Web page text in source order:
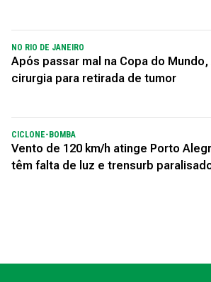
NO RIO DE JANEIRO
Após passar mal na Copa do
cirurgia para retirada de tumor
CICLONE-BOMBA
Vento de 120 km/h atinge Porto
têm falta de luz e trensurb